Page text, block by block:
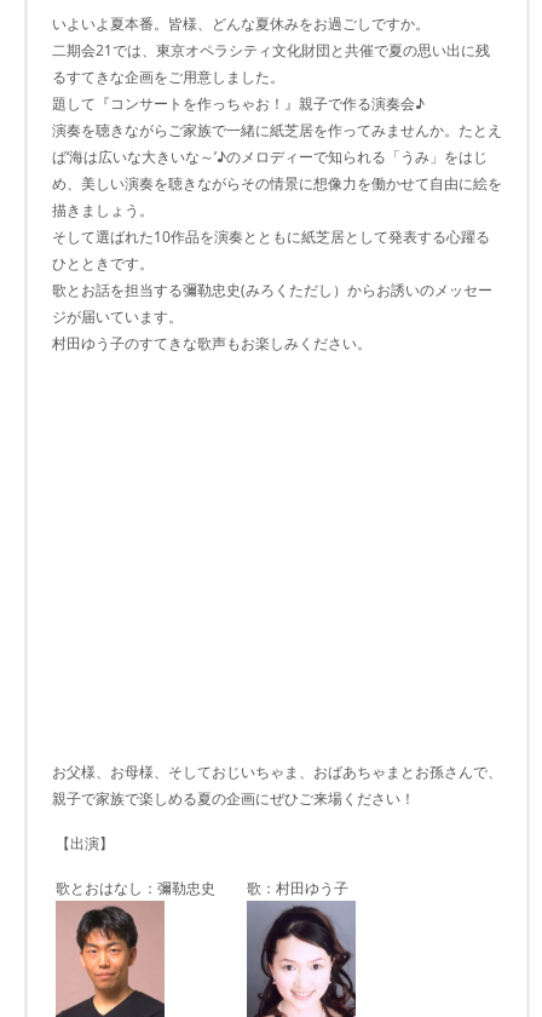
いよいよ夏本番。皆様、どんな夏休みをお過ごしですか。
二期会21では、東京オペラシティ文化財団と共催で夏の思い出に残
るすてきな企画をご用意しました。
題して『コンサートを作っちゃお！』親子で作る演奏会♪
演奏を聴きながらご家族で一緒に紙芝居を作ってみませんか。たとえ
ば‘海は広いな大きいな～’♪のメロディーで知られる「うみ」をはじ
め、美しい演奏を聴きながらその情景に想像力を働かせて自由に絵を
描きましょう。
そして選ばれた10作品を演奏とともに紙芝居として発表する心躍る
ひとときです。
歌とお話を担当する彌勒忠史(みろくただし）からお誘いのメッセー
ジが届いています。
村田ゆう子のすてきな歌声もお楽しみください。
お父様、お母様、そしておじいちゃま、おばあちゃまとお孫さんで、
親子で家族で楽しめる夏の企画にぜひご来場ください！
【出演】
歌とおはなし：彌勒忠史 歌：村田ゆう子